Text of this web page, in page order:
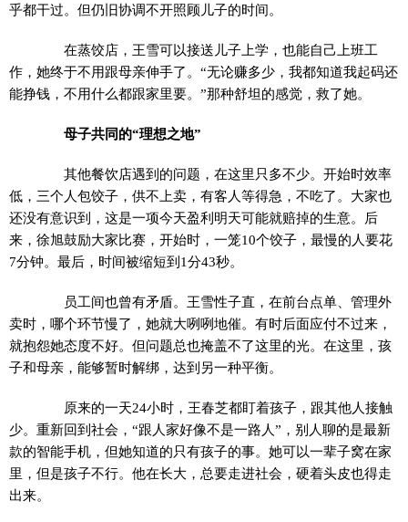
乎都干过。但仍旧协调不开照顾儿子的时间。
在蒸饺店，王雪可以接送儿子上学，也能自己上班工
作，她终于不用跟母亲伸手了。“无论赚多少，我都知道我起码还
能挣钱，不用什么都跟家里要。”那种舒坦的感觉，救了她。
母子共同的“理想之地”
其他餐饮店遇到的问题，在这里只多不少。开始时效率
低，三个人包饺子，供不上卖，有客人等得急，不吃了。大家也
还没有意识到，这是一项今天盈利明天可能就赔掉的生意。后
来，徐旭鼓励大家比赛，开始时，一笼10个饺子，最慢的人要花
7分钟。最后，时间被缩短到1分43秒。
员工间也曾有矛盾。王雪性子直，在前台点单、管理外
卖时，哪个环节慢了，她就大咧咧地催。有时后面应付不过来，
就抱怨她态度不好。但问题总也掩盖不了这里的光。在这里，孩
子和母亲，能够暂时解绑，达到另一种平衡。
原来的一天24小时，王春芝都盯着孩子，跟其他人接触
少。重新回到社会，“跟人家好像不是一路人”，别人聊的是最新
款的智能手机，但她知道的只有孩子的事。她可以一辈子窝在家
里，但是孩子不行。他在长大，总要走进社会，硬着头皮也得走
出来。